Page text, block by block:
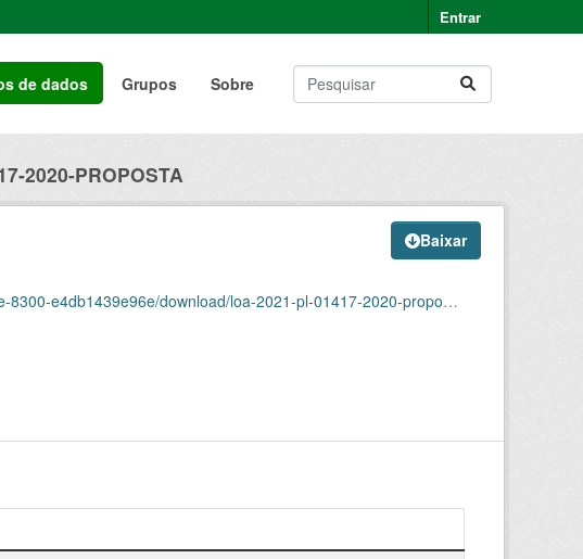
Entrar
de dados Grupos Sobre
2020-PROPOSTA
Baixar
e4db1439e96e/download/loa-2021-pl-01417-2020-proposta.json